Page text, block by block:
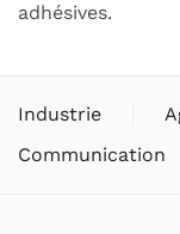
adhésives.
Industrie
Communication